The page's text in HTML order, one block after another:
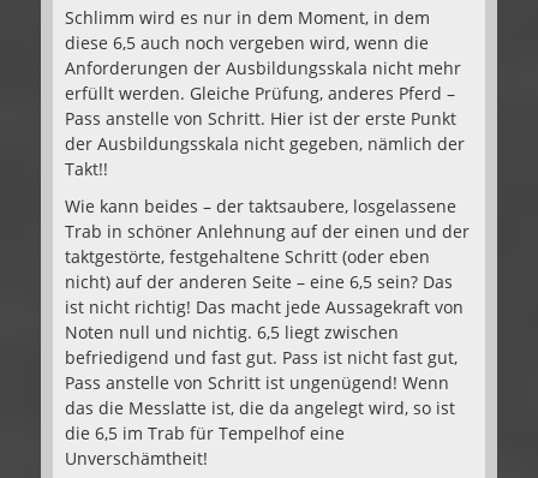
Schlimm wird es nur in dem Moment, in dem
diese 6,5 auch noch vergeben wird, wenn die
Anforderungen der Ausbildungsskala nicht mehr
erfüllt werden. Gleiche Prüfung, anderes Pferd –
Pass anstelle von Schritt. Hier ist der erste Punkt
der Ausbildungsskala nicht gegeben, nämlich der
Takt!!
Wie kann beides – der taktsaubere, losgelassene
Trab in schöner Anlehnung auf der einen und der
taktgestörte, festgehaltene Schritt (oder eben
nicht) auf der anderen Seite – eine 6,5 sein? Das
ist nicht richtig! Das macht jede Aussagekraft von
Noten null und nichtig. 6,5 liegt zwischen
befriedigend und fast gut. Pass ist nicht fast gut,
Pass anstelle von Schritt ist ungenügend! Wenn
das die Messlatte ist, die da angelegt wird, so ist
die 6,5 im Trab für Tempelhof eine
Unverschämtheit!